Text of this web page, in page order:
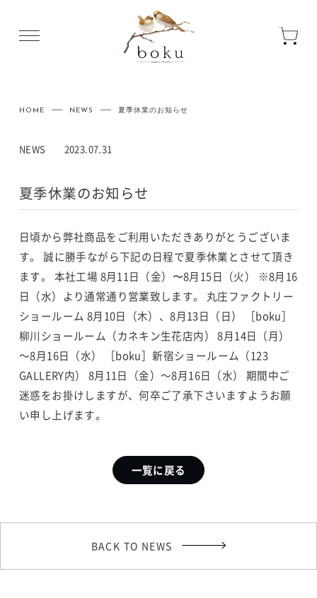
HOME NEWS 夏季休業のお知らせ
NEWS 2023.07.31
夏季休業のお知らせ
日頃から弊社商品をご利用いただきありがとうございま
す。
誠に勝手ながら下記の日程で夏季休業とさせて頂き
ます。
本社工場 8月11日（金）〜8月15日（火）
※8月16
日（水）より通常通り営業致します。
丸庄ファクトリー
ショールーム 8月10日（木）、8月13日（日）
［boku］
柳川ショールーム（カネキン生花店内） 8月14日（月）
～8月16日（水）
［boku］新宿ショールーム（123
GALLERY内）
8月11日（金）～8月16日（水）
期間中ご
迷惑をお掛けしますが、何卒ご了承下さいますようお願
い申し上げます。
一覧に戻る
BACK TO NEWS